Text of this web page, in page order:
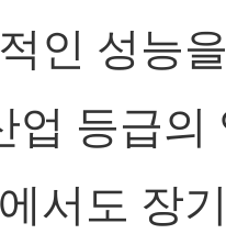
인 성능
업 등급의
서도 장